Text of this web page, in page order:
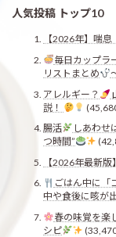
人気投稿 トップ10
【2026年】喘
毎日カップラ
リストまとめ
アレルギー？
説！
腸活
しあわせ
つ時間”
【2026年最新
ごはん中に「
中や食後に咳が
春の味覚を楽
シピ